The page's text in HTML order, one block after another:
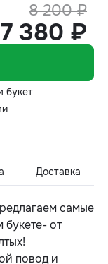
8 200 ₽
7 380 ₽
букет
Доставка
самые
букете- от
повод и